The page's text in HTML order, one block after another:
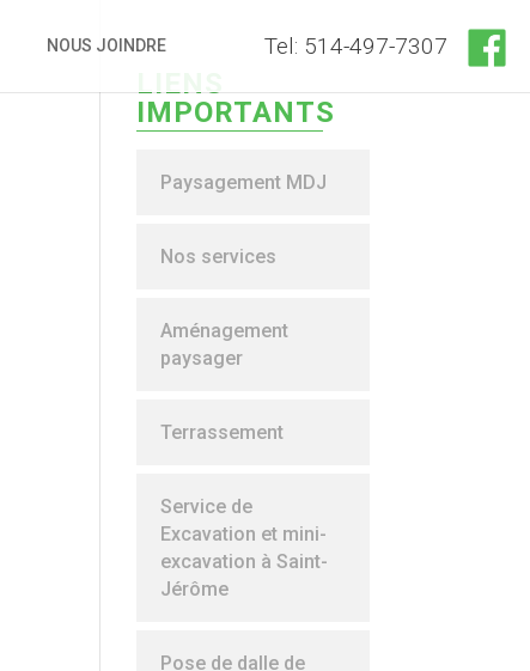
NOUS JOINDRE Tel: 514-497-7307
LIENS
IMPORTANTS
Paysagement MDJ
Nos services
Aménagement
paysager
Terrassement
Service de
Excavation et mini-
excavation à Saint-
Jérôme
Pose de dalle de